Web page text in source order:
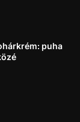
puha